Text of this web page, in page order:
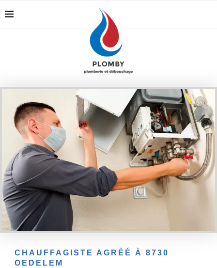
CHAUFFAGISTE AGRÉÉ À 8730
OEDELEM